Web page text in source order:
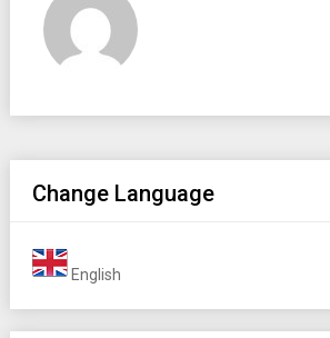
Change Language
English